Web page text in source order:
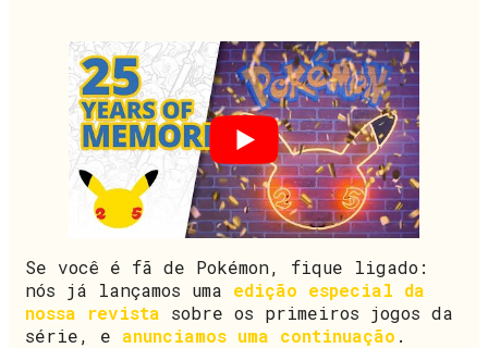
Se você é fã de Pokémon, fique ligado:
nós já lançamos uma edição especial da
nossa revista sobre os primeiros jogos da
série, e anunciamos uma continuação .